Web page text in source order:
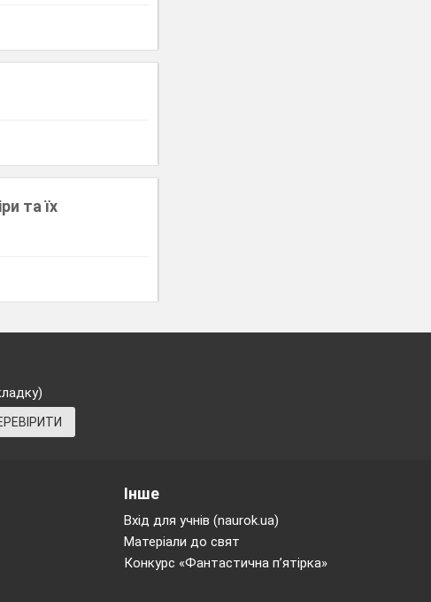
та їх
Інше
Вхід для учнів (naurok.ua)
Матеріали до свят
Конкурс «Фантастична п’ятірка»